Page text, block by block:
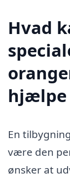
Hvad
hjælpe
En
være den
ønsker at